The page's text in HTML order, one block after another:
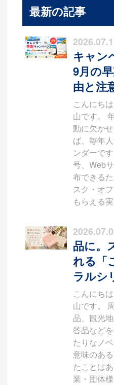
最新の記事
キャン
9月の
由と注
こんにち
山です。
動に欠か
ば、毎年
ンダーで
号、Web
布できる
スク・オ
もらえる
品に。
れる「
ラルシ
こんにち
山です。
品、観光
答品など
たりなノ
意味のあ
たことは
業・団体